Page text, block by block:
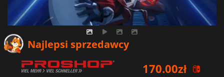
Najlepsi sprzedawcy
170.00zł